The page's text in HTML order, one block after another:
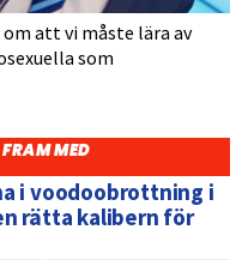
om att vi måste lära av
som
MED
i voodoobrottning i
rätta kalibern för